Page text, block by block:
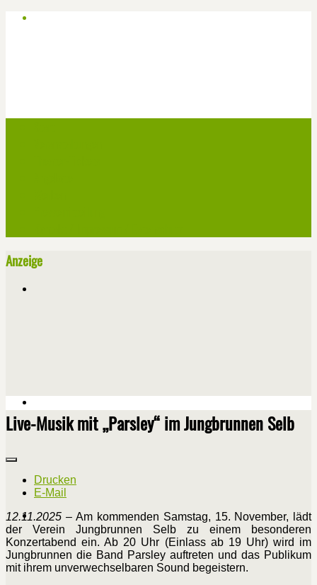
Anzeige
Live-Musik mit „Parsley“ im Jungbrunnen Selb
Drucken
E-Mail
12.11.2025 –Am kommenden Samstag, 15. November, lädt
der Verein Jungbrunnen Selb zu einem besonderen
Konzertabend ein. Ab 20 Uhr (Einlass ab 19 Uhr) wird im
Jungbrunnen die Band Parsley auftreten und das Publikum
mit ihrem unverwechselbaren Sound begeistern.